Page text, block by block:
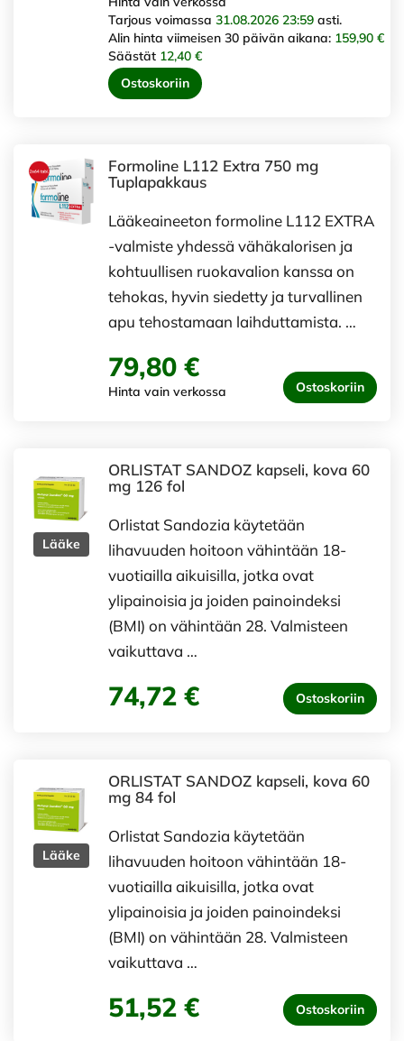
Tarjous voimassa 31.08.2026 23:59 asti.
Alin hinta viimeisen 30 päivän aikana: 159,90 €
Säästät 12,40 €
Ostoskoriin
Formoline L112 Extra 750 mg
Tuplapakkaus
Lääkeaineeton formoline L112 EXTRA
-valmiste yhdessä vähäkalorisen ja
kohtuullisen ruokavalion kanssa on
tehokas, hyvin siedetty ja turvallinen
apu tehostamaan laihduttamista. …
79,80 €
Hinta vain verkossa Ostoskoriin
Lääke
ORLISTAT SANDOZ kapseli, kova 60
mg 126 fol
Orlistat Sandozia käytetään
lihavuuden hoitoon vähintään 18-
vuotiailla aikuisilla, jotka ovat
ylipainoisia ja joiden painoindeksi
(BMI) on vähintään 28. Valmisteen
vaikuttava …
74,72 € Ostoskoriin
Lääke
ORLISTAT SANDOZ kapseli, kova 60
mg 84 fol
Orlistat Sandozia käytetään
lihavuuden hoitoon vähintään 18-
vuotiailla aikuisilla, jotka ovat
ylipainoisia ja joiden painoindeksi
(BMI) on vähintään 28. Valmisteen
vaikuttava …
51,52 € Ostoskoriin